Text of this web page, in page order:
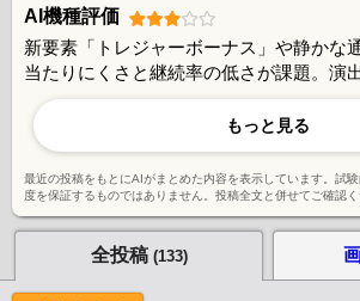
AI機種評価
新要素「トレジャーボーナス」や静かな
当たりにくさと継続率の低さが課題。演
先読み信頼度の向上が望まれる。ルパン
が、出玉面での不満も多く、賛否両論の
もっと見る
最近の投稿をもとにAIがまとめた内容を表示しています。試
度を保証するものではありません。投稿全文と併せてご確認く
全投稿 (133)